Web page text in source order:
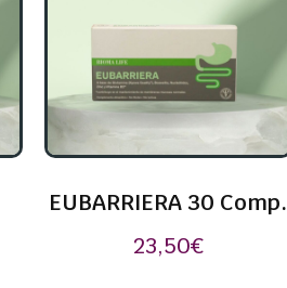
EUBARRIERA 30 Comp.
23,50€